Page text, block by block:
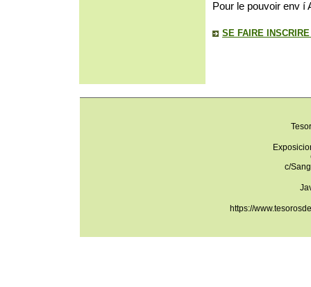
Pour le pouvoir env í
SE FAIRE
c/
https://